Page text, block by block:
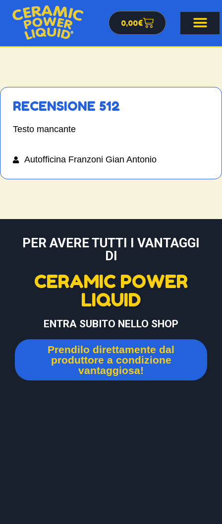
0,00€
RECENSIONE 512
Testo mancante
Autofficina Franzoni Gian Antonio
PER AVERE TUTTI I VANTAGGI
DI
CERAMIC POWER
LIQUID
ENTRA SUBITO NELLO SHOP
Prendilo direttamente dal
produttore a condizione
vantaggiosa!